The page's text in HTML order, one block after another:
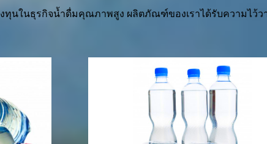
ทุนในธุรกิจน้ำดื่มคุณภาพสูง ผลิตภัณฑ์ของเราได้รับความไว้